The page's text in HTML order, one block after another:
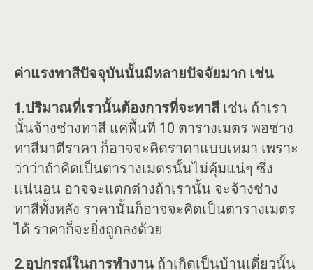
ค่าแรงทาสีปัจจุบันนั้นมีหลายปัจจัยมาก เช่น
1.ปริมาณที่เรานั้นต้องการที่จะทาสี เช่น ถ้าเรา
นั้นจ้างช่างทาสี แค่พื้นที่ 10 ตารางเมตร พอช่าง
ทาสีมาตีราคา ก็อาจจะคิดราคาแบบเหมา เพราะ
ว่าว่าถ้าคิดเป็นตารางเมตรนั้นไม่คุ้มแน่ๆ ซึ่ง
แน่นอน อาจจะแตกต่างถ้าเรานั้น จะจ้างช่าง
ทาสีทั้งหลัง ราคานั้นก็อาจจะคิดเป็นตารางเมตร
ได้ ราคาก็จะยิ่งถูกลงด้วย
2.อุปกรณ์ในการทำงาน ถ้าเกิดเป็นบ้านเดี่ยวนั้น